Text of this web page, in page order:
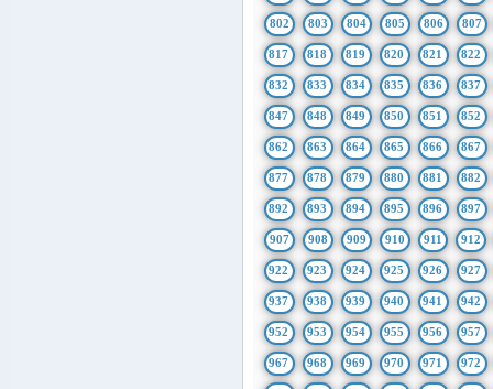
802 803 804 805 806 807
817 818 819 820 821 822
832 833 834 835 836 837
847 848 849 850 851 852
862 863 864 865 866 867
877 878 879 880 881 882
892 893 894 895 896 897
907 908 909 910 911 912
922 923 924 925 926 927
937 938 939 940 941 942
952 953 954 955 956 957
967 968 969 970 971 972